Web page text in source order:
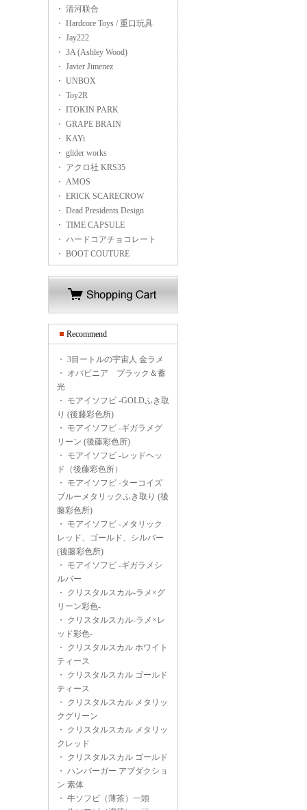
・ 清河联合
・ Hardcore Toys / 重口玩具
・ Jay222
・ 3A (Ashley Wood)
・ Javier Jimenez
・ UNBOX
・ Toy2R
・ ITOKIN PARK
・ GRAPE BRAIN
・ KAYi
・ glider works
・ アクロ社 KRS35
・ AMOS
・ ERICK SCARECROW
・ Dead Presidents Design
・ TIME CAPSULE
・ ハードコアチョコレート
・ BOOT COUTURE
Recommend
・ 3目ートルの宇宙人 金ラメ
・ オパビニア ブラック＆蓄
光
・ モアイソフビ -GOLDふき取
り (後藤彩色所)
・ モアイソフビ -ギガラメグ
リーン (後藤彩色所)
・ モアイソフビ -レッドヘッ
ド（後藤彩色所）
・ モアイソフビ -ターコイズ
ブルーメタリックふき取り (後
藤彩色所)
・ モアイソフビ -メタリック
レッド、ゴールド、シルバー
(後藤彩色所)
・ モアイソフビ -ギガラメシ
ルバー
・ クリスタルスカル-ラメ×グ
リーン彩色-
・ クリスタルスカル-ラメ×レ
ッド彩色-
・ クリスタルスカル ホワイト
ティース
・ クリスタルスカル ゴールド
ティース
・ クリスタルスカル メタリッ
クグリーン
・ クリスタルスカル メタリッ
クレッド
・ クリスタルスカル ゴールド
・ ハンバーガー アブダクショ
ン 素体
・ 牛ソフビ（薄茶）一頭